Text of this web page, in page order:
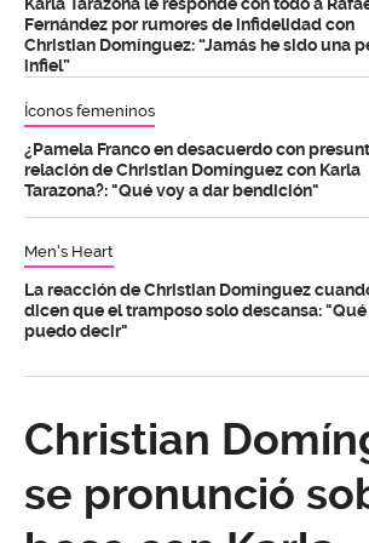
Karla Tarazona le responde con todo a
Fernández por rumores de infidelidad con
Christian Domínguez: “Jamás he sido una
infiel”
Íconos femeninos
¿Pamela Franco en desacuerdo con
relación de Christian Domínguez con Karla
Tarazona?: "Qué voy a dar bendición"
Men's Heart
La reacción de Christian Domínguez
dicen que el tramposo solo descansa:
puedo decir"
Christian
se pronunció